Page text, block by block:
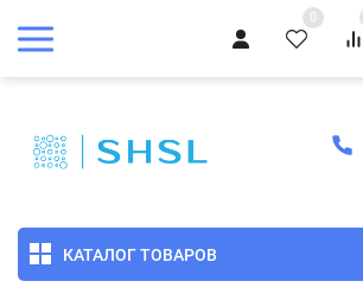
0
КАТАЛОГ ТОВАРОВ